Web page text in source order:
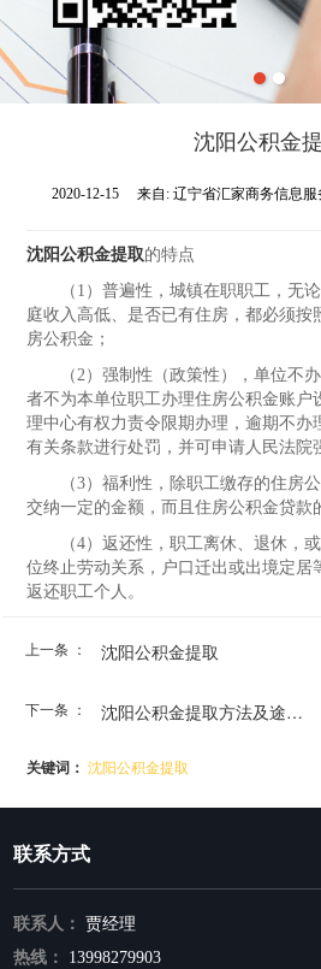
沈阳公积金
2020-12-15 来自: 辽宁省汇家商务信息服
沈阳公积金提取的特点
（1）普遍性，城镇在职职工，无论
庭收入高低、是否已有住房，都必须按
房公积金；
（2）强制性（政策性），单位不办
者不为本单位职工办理住房公积金账户
理中心有权力责令限期办理，逾期不办
有关条款进行处罚，并可申请人民法院
（3）福利性，除职工缴存的住房公
交纳一定的金额，而且住房公积金贷款
（4）返还性，职工离休、退休，或
位终止劳动关系，户口迁出或出境定居
返还职工个人。
上一条 ： 沈阳公积金提取
下一条 ： 沈阳公积金提取方法及途径！
关键词： 沈阳公积金提取
联系方式
联系人：
贾经理
热线：
13998279903